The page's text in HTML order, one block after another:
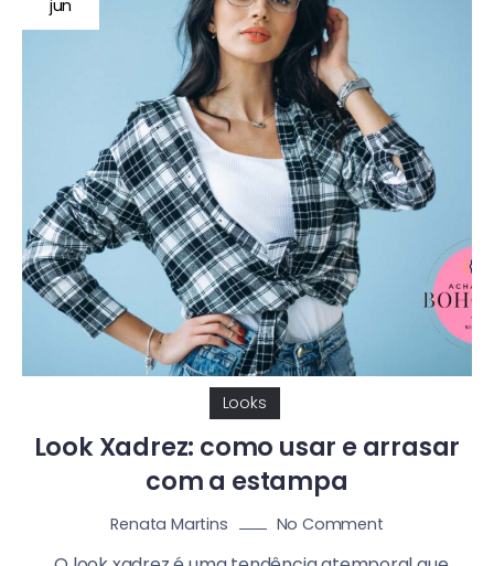
jun
Looks
Look Xadrez: como usar e arrasar
com a estampa
Renata Martins No Comment